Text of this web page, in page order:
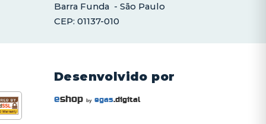
Barra Funda - São Paulo
CEP: 01137-010
Desenvolvido por
eshop by egas.digital